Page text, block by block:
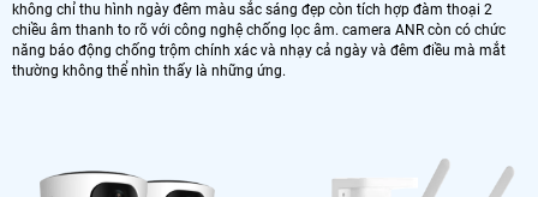
không chỉ thu hình ngày đêm màu sắc sáng đẹp còn tích hợp đàm thoại 2
chiều âm thanh to rõ với công nghệ chống lọc âm. camera ANR còn có chức
năng báo động chống trộm chính xác và nhạy cả ngày và đêm điều mà mắt
thường không thể nhìn thấy là những ứng.